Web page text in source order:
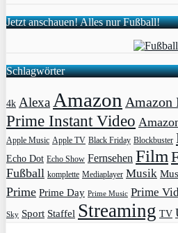
Jetzt anschauen! Alles nur Fußball!
Schlagwörter
4k Alexa Amazon Amazon
Prime Instant Video
Apple Music Apple TV Black Friday Blockbuster
Echo Dot Echo Show Fernsehen Film
Fußball komplette Mediaplayer Musik
Prime Prime Day Prime Music Prime
Sky Sport Staffel Streaming TV